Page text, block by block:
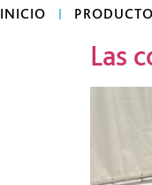
INICIO
Las